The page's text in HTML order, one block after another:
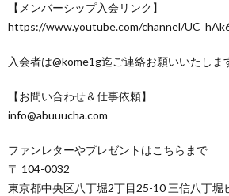
【メンバーシップ入会リンク】
https://www.youtube.com/channel/
入会者は@kome1g迄ご連絡お願いいたしま
【お問い合わせ＆仕事依頼】
info@abuuucha.com
ファンレターやプレゼントはこちらまで
〒 104-0032
東京都中央区八丁堀2丁目25-10 三信八丁堀